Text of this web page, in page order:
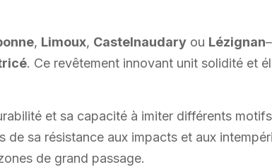
, Limoux, Castelnaudary ou Lézignan–
. Ce revêtement innovant unit solidité et
et sa capacité à imiter différents
de sa résistance aux impacts et aux
de grand passage.